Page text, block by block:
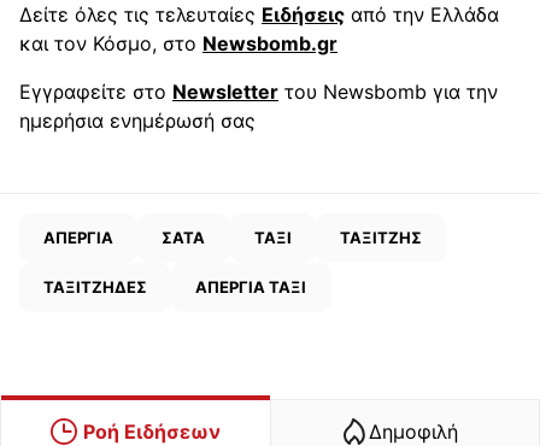
Δείτε όλες τις τελευταίες Ειδήσεις από την Ελλάδα
και τον Κόσμο, στο Newsbomb.gr
Εγγραφείτε στο Newsletter του Newsbomb για την
ημερήσια ενημέρωσή σας
ΑΠΕΡΓΙΑ ΣΑΤΑ ΤΑΞΙ ΤΑΞΙΤΖΗΣ
ΤΑΞΙΤΖΗΔΕΣ ΑΠΕΡΓΙΑ ΤΑΞΙ
Ροή Ειδήσεων Δημοφιλή